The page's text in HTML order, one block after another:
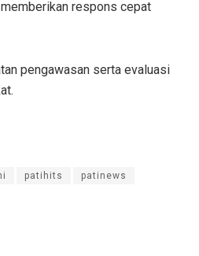
respons cepat
pengawasan serta evaluasi
patihits patinews